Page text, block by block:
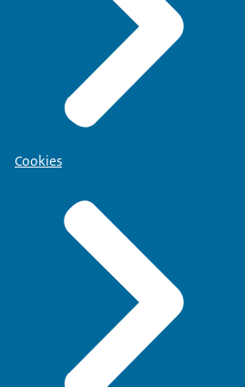
Cookies